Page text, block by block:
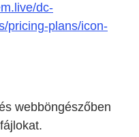
dc-
pricing-plans/icon-
webböngészőben